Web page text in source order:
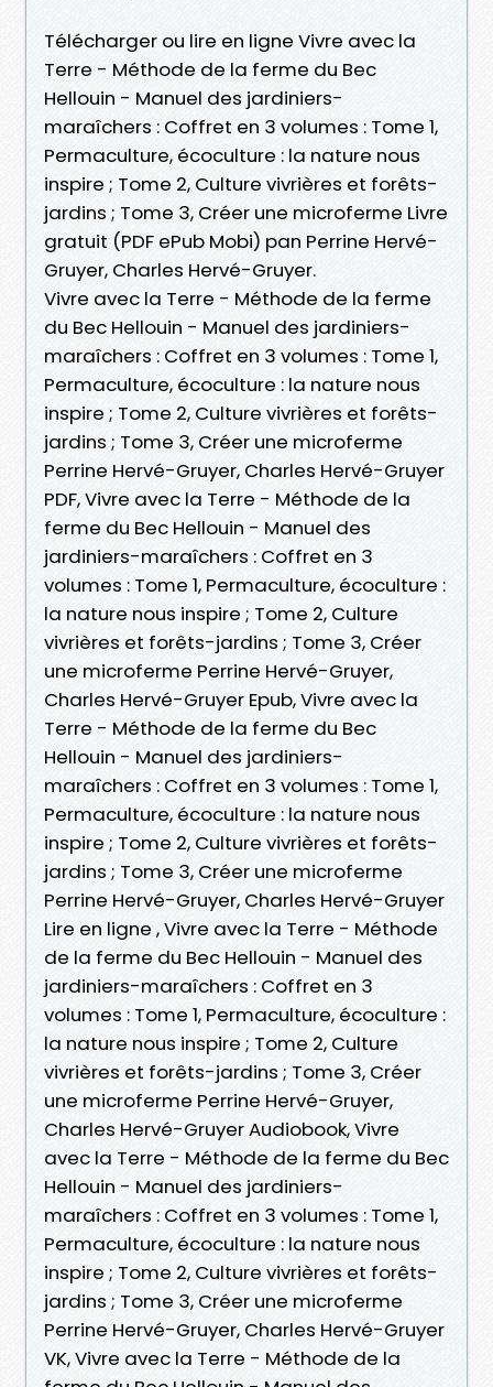
Télécharger ou lire en ligne Vivre avec la
Terre - Méthode de la ferme du Bec
Hellouin - Manuel des jardiniers-
maraîchers : Coffret en 3 volumes : Tome 1,
Permaculture, écoculture : la nature nous
inspire ; Tome 2, Culture vivrières et forêts-
jardins ; Tome 3, Créer une microferme Livre
gratuit (PDF ePub Mobi) pan Perrine Hervé-
Gruyer, Charles Hervé-Gruyer.
Vivre avec la Terre - Méthode de la ferme
du Bec Hellouin - Manuel des jardiniers-
maraîchers : Coffret en 3 volumes : Tome 1,
Permaculture, écoculture : la nature nous
inspire ; Tome 2, Culture vivrières et forêts-
jardins ; Tome 3, Créer une microferme
Perrine Hervé-Gruyer, Charles Hervé-Gruyer
PDF, Vivre avec la Terre - Méthode de la
ferme du Bec Hellouin - Manuel des
jardiniers-maraîchers : Coffret en 3
volumes : Tome 1, Permaculture, écoculture :
la nature nous inspire ; Tome 2, Culture
vivrières et forêts-jardins ; Tome 3, Créer
une microferme Perrine Hervé-Gruyer,
Charles Hervé-Gruyer Epub, Vivre avec la
Terre - Méthode de la ferme du Bec
Hellouin - Manuel des jardiniers-
maraîchers : Coffret en 3 volumes : Tome 1,
Permaculture, écoculture : la nature nous
inspire ; Tome 2, Culture vivrières et forêts-
jardins ; Tome 3, Créer une microferme
Perrine Hervé-Gruyer, Charles Hervé-Gruyer
Lire en ligne , Vivre avec la Terre - Méthode
de la ferme du Bec Hellouin - Manuel des
jardiniers-maraîchers : Coffret en 3
volumes : Tome 1, Permaculture, écoculture :
la nature nous inspire ; Tome 2, Culture
vivrières et forêts-jardins ; Tome 3, Créer
une microferme Perrine Hervé-Gruyer,
Charles Hervé-Gruyer Audiobook, Vivre
avec la Terre - Méthode de la ferme du Bec
Hellouin - Manuel des jardiniers-
maraîchers : Coffret en 3 volumes : Tome 1,
Permaculture, écoculture : la nature nous
inspire ; Tome 2, Culture vivrières et forêts-
jardins ; Tome 3, Créer une microferme
Perrine Hervé-Gruyer, Charles Hervé-Gruyer
VK, Vivre avec la Terre - Méthode de la